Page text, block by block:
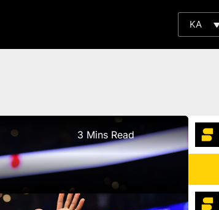
KA
3 Mins Read